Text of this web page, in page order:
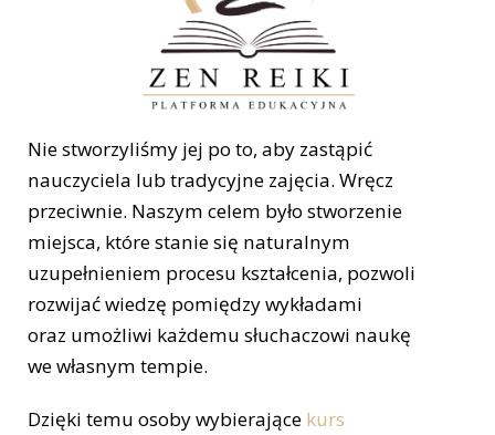
Nie stworzyliśmy jej po to, aby zastąpić
nauczyciela lub tradycyjne zajęcia. Wręcz
przeciwnie. Naszym celem było stworzenie
miejsca, które stanie się naturalnym
uzupełnieniem procesu kształcenia, pozwoli
rozwijać wiedzę pomiędzy wykładami
oraz umożliwi każdemu słuchaczowi naukę
we własnym tempie.
Dzięki temu osoby wybierające kurs